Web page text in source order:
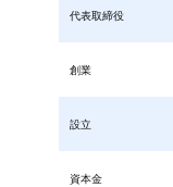
代表取締役
創業
設立
資本金